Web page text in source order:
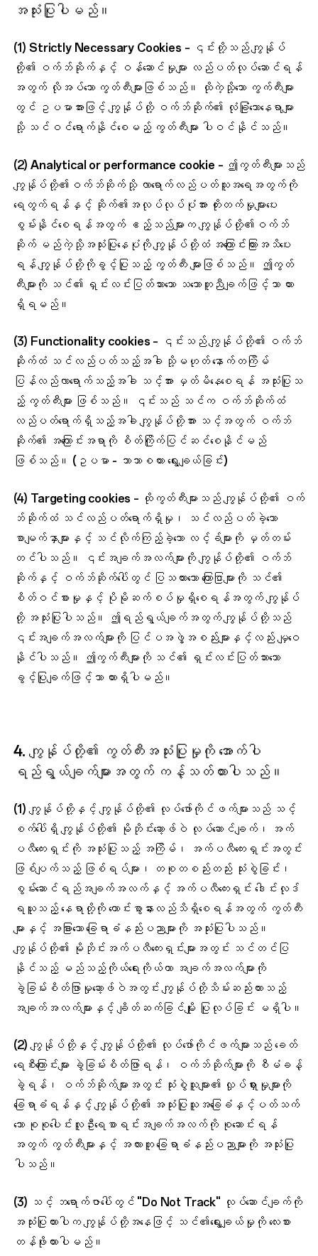
အသုံးပြုပါမည်။
(1)Strictly Necessary Cookies – ၎င်းတို့သည် ကျွန်ုပ်
တို့၏ ဝက်ဘ်ဆိုက်နှင့် ဝန်ဆောင်မှုများ လည်ပတ်လုပ်ဆောင်ရန်
အတွက် လိုအပ်သော ကွတ်ကီးများဖြစ်သည်။ ထိုကဲ့သို့သော ကွက်ကီးများ
တွင် ဥပမာအားဖြင့် ကျွန်ုပ်တို့ ဝက်ဘ်ဆိုက်၏ လုံခြုံသောနေရာများ
သို့ သင်ဝင်ရောက်နိုင်စေမည့် ကွတ်ကီးများ ပါဝင်နိုင်သည်။
(2)Analytical or performance cookie – ဤကွတ်ကီးများသည်
ကျွန်ုပ်တို့၏ဝက်ဘ်ဆိုက်သို့ လာရောက်လည်ပတ်သူအရေအတွက်ကို
ရေတွက်ရန်နှင့် ဆိုက်၏အလုပ်လုပ်ပုံအား တိုးတက်မှုများပေး
စွမ်းနိုင်စေရန်အတွက် ဧည့်သည်များက ကျွန်ုပ်တို့၏ဝက်ဘ်
ဆိုက် မည်ကဲ့သို့အသုံးပြုနေပုံကို ကျွန်ုပ်တို့ထံ အကြောင်းကြားအသိပေး
ရန် ကျွန်ုပ်တို့ကိုခွင့်ပြုသည့် ကွတ်ကီး များဖြစ်သည်။ ဤကွတ်
ကီးများကို သင်၏ ရှင်းလင်းပြတ်သားသော သဘောတူညီချက်ဖြင့်သာ ထား
ရှိရမည်။
(3) Functionality cookies – ၎င်းသည် ကျွန်ုပ်တို့၏ ဝက်ဘ်
ဆိုက်ထံ သင်လည်ပတ်သည့်အခါ သို့မဟုတ် နောက်တကြိမ်
ပြန်လည်လာရောက်သည့်အခါ သင့်အား မှတ်မိနေစေရန် အသုံးပြုသ
ည့် ကွတ်ကီးများ ဖြစ်သည်။ ၎င်းသည် သင်က ဝက်ဘ်ဆိုက်ထံ
လည်ပတ်ရောက်ရှိသည့်အခါ ကျွန်ုပ်တို့အား သင့်အတွက် ဝက်ဘ်
ဆိုက်၏ အကြောင်းအရာကို စိတ်ကြိုက်ပြင်ဆင်စေနိုင်မည်
ဖြစ်သည်။ (ဥပမာ - ဘာသာစကား ရွေးချယ်ခြင်း)
(4) Targeting cookies – ထိုကွတ်ကီးများသည် ကျွန်ုပ်တို့၏ ဝက်
ဘ်ဆိုက်ထံ သင်လည်ပတ်ရောက်ရှိမှု၊ သင်လည်ပတ်ခဲ့သော
စာမျက်နှာများနှင့် သင်လိုက်ကြည့်ခဲ့သော လင့်ခ်များကို မှတ်တမ်း
တင်ပါသည်။ ၎င်းအချက်အလက်များကို ကျွန်ုပ်တို့၏ ဝက်ဘ်
ဆိုက်နှင့် ဝက်ဘ်ဆိုက်ပေါ်တွင် ပြသထားသော ကြောငြာများကို သင်၏
စိတ်ဝင်စားမှုနှင့် ပိုမိုဆက်စပ်မှုရှိစေရန်အတွက် ကျွန်ုပ်
တို့ အသုံးပြုပါသည်။ ဤရည်ရွယ်ချက်အတွက် ကျွန်ုပ်တို့သည်
၎င်းအချက်အလက်များကို ပြင်ပအဖွဲ့အစည်းများနှင့်လည်း မျှဝေ
နိုင်ပါသည်။ ဤကွက်ကီးများကို သင်၏ ရှင်းလင်းပြတ်သားသော
ခွင့်ပြုချက်ဖြင့်သာ ထားရှိပါမည်။
4. ကျွန်ုပ်တို့၏ ကွတ်ကီးအသုံးပြုမှုကို အောက်ပါ
ရည်ရွယ်ချက်များအတွက် ကန့်သတ်ထားပါသည်။
(1) ကျွန်ုပ်တို့နှင့် ကျွန်ုပ်တို့၏ လုပ်ဖော်ကိုင်ဖက်များသည် သင့်
စက်ပေါ်ရှိ ကျွန်ုပ်တို့၏ မိုဘိုင်းဆော့ဖ်ဝဲ လုပ်ဆောင်ချက်၊ အက်
ပလီကေးရှင်းကို အသုံးပြုသည့် အကြိမ်၊ အက်ပလီကေးရှင်းအတွင်း
ဖြစ်ပျက်သည့် ဖြစ်ရပ်များ၊ တစုတစည်းတည်း သုံးစွဲခြင်း၊
စွမ်းဆောင်ရည်အချက်အလက်နှင့် အက်ပလီကေးရှင်း ဒေါင်းလုဒ်
ရယူသည့် နေရာတို့ကို ကောင်းစွာနားလည်သိရှိစေရန်အတွက် ကွတ်ကီး
များနှင့် အခြားသော ခြေရာခံနည်းပညာများကို အသုံးပြုပါသည်။
ကျွန်ုပ်တို့၏ မိုဘိုင်းအက်ပလီကေးရှင်းများအတွင်း သင်တင်ပြ
နိုင်သည့် မည်သည့်ကိုယ်ရေးကိုယ်တာ အချက်အလက်များကို
ခွဲခြမ်းစိတ်ဖြာမှုဆော့ဖ်ဝဲအတွင်း ကျွန်ုပ်တို့သိမ်းဆည်းထားသည့်
အချက်အလက်များနှင့် ချိတ်ဆက်ခြင်မျိုး ပြုလုပ်ခြင်း မရှိပါ။
(2) ကျွန်ုပ်တို့နှင့် ကျွန်ုပ်တို့၏ လုပ်ဖော်ကိုင်ဖက်များသည် ခေတ်
ရေစီးကြောင်းများ ခွဲခြမ်းစိတ်ဖြာရန်၊ ဝက်ဘ်ဆိုက်များကို စီမံခန့်
ခွဲရန်၊ ဝက်ဘ်ဆိုက်များအတွင်း သုံးစွဲသူများ၏ လှုပ်ရှားမှုများကို
ခြေရာခံရန်နှင့် ကျွန်ုပ်တို့၏ အသုံးပြုသူအခြေခံနှင့်ပတ်သက်
သော စုစုပေါင်းလူဦးရေစာရင်းအချက်အလက်ကို စုဆောင်းရန်
အတွက် ကွတ်ကီးများနှင့် အလားတူ ခြေရာခံနည်းပညာများကို အသုံးပြု
ပါသည်။
(3) သင့် ဘရောက်ဇာပေါ်တွင် "Do Not Track" လုပ်ဆောင်ချက်ကို
အသုံးပြုထားပါက ကျွန်ုပ်တို့အနေဖြင့် သင်၏ရွေးချယ်မှုကို လေးစား
တန်ဖိုးထားပါမည်။